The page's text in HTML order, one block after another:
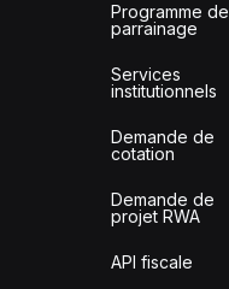
Programme de
parrainage
Services
institutionnels
Demande de
cotation
Demande de
projet RWA
API fiscale